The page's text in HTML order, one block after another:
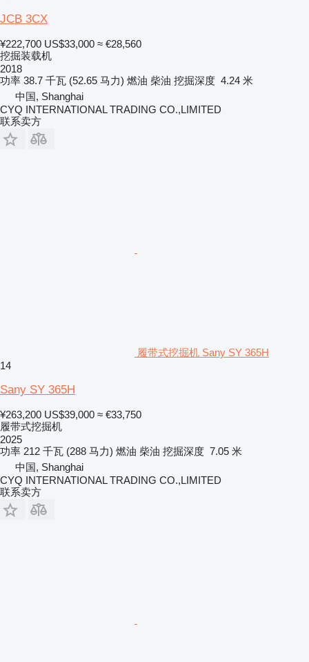
JCB 3CX
¥222,700 US$33,000 ≈ €28,560
挖掘装载机
2018
功率 38.7 千瓦 (52.65 马力) 燃油 柴油 挖掘深度 4.24 米
中国, Shanghai
CYQ INTERNATIONAL TRADING CO.,LIMITED
联系卖方
履带式挖掘机 Sany SY 365H
14
Sany SY 365H
¥263,200 US$39,000 ≈ €33,750
履带式挖掘机
2025
功率 212 千瓦 (288 马力) 燃油 柴油 挖掘深度 7.05 米
中国, Shanghai
CYQ INTERNATIONAL TRADING CO.,LIMITED
联系卖方